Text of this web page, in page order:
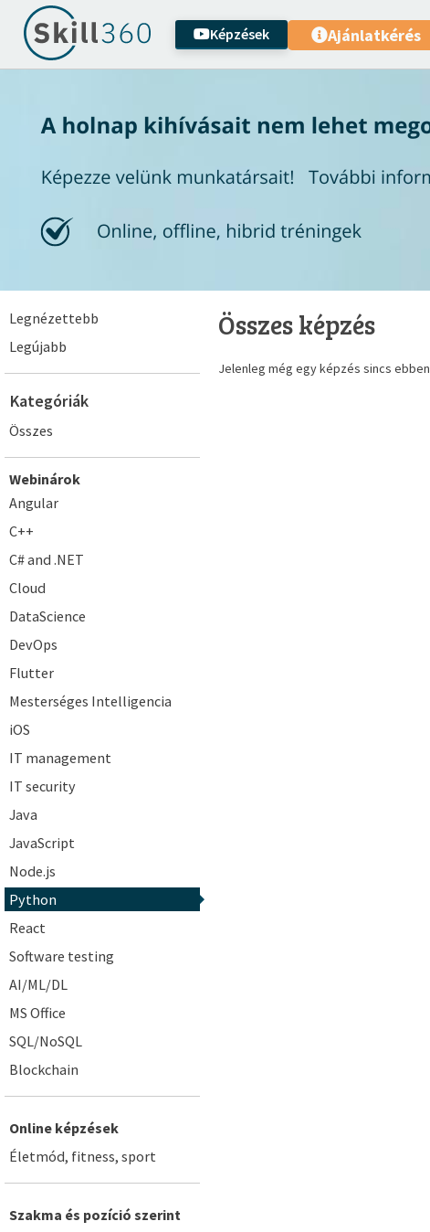
Képzések Ajánlatkérés
Legnézettebb
Legújabb
Kategóriák
Összes
Webinárok
Angular
C++
C# and .NET
Cloud
DataScience
DevOps
Flutter
Mesterséges Intelligencia
iOS
IT management
IT security
Java
JavaScript
Node.js
Python
React
Software testing
AI/ML/DL
MS Office
SQL/NoSQL
Blockchain
Online képzések
Életmód, fitness, sport
Szakma és pozíció szerint
Összes képzés
Jelenleg még egy képzés sincs